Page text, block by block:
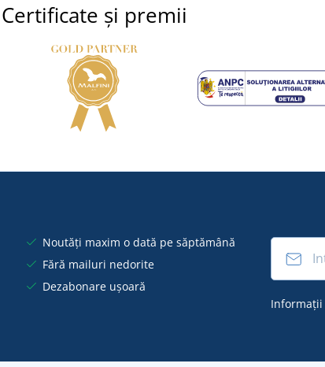
Certificate și premii
Noutăți maxim o dată pe săptămână
Fără mailuri nedorite
Dezabonare ușoară
Informații